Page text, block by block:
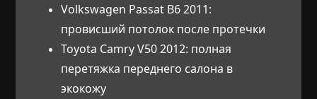
Volkswagen Passat B6 2011:
провисший потолок после протечки
Toyota Camry V50 2012: полная
перетяжка переднего салона в
экокожу